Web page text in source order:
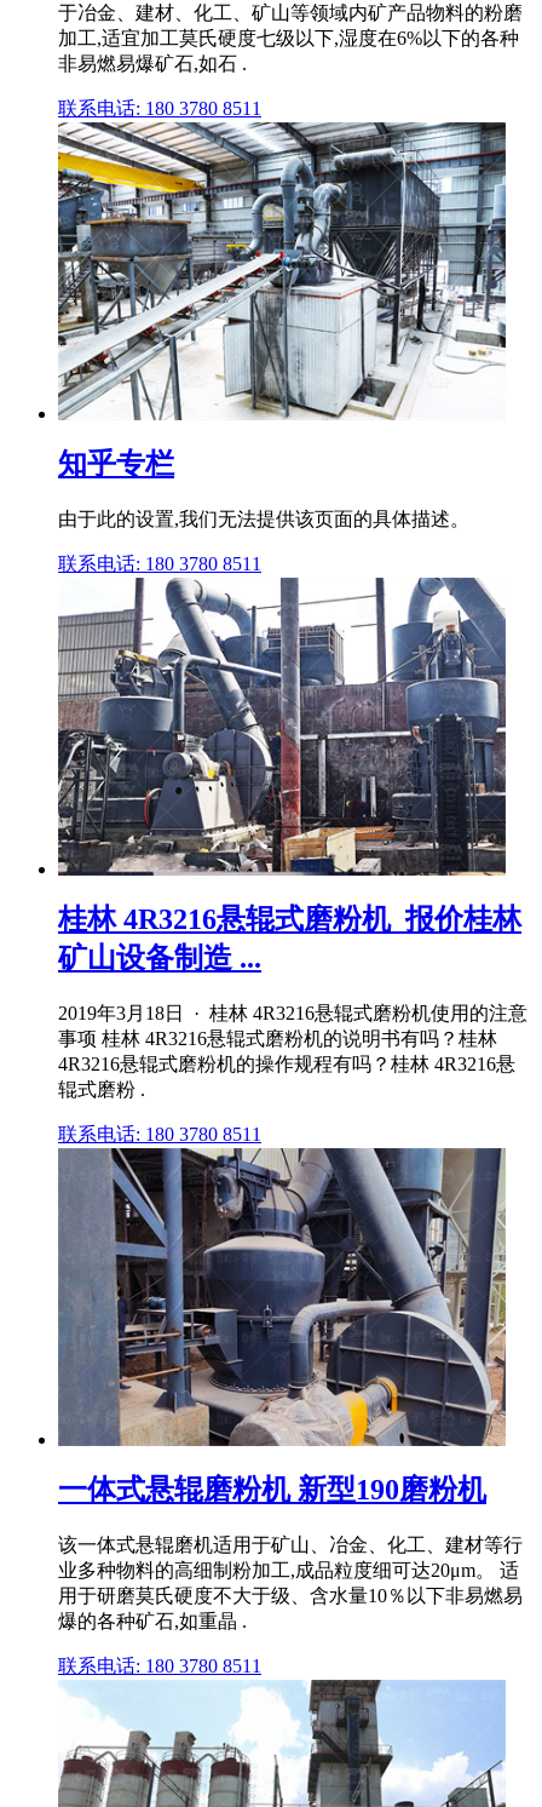
于冶金、建材、化工、矿山等领域内矿产品物料的粉磨
加工,适宜加工莫氏硬度七级以下,湿度在6%以下的各种
非易燃易爆矿石,如石 .
联系电话: 180 3780 8511
知乎专栏
由于此的设置,我们无法提供该页面的具体描述。
联系电话: 180 3780 8511
桂林 4R3216悬辊式磨粉机_报价桂林
矿山设备制造 ...
2019年3月18日 · 桂林 4R3216悬辊式磨粉机使用的注意
事项 桂林 4R3216悬辊式磨粉机的说明书有吗？桂林
4R3216悬辊式磨粉机的操作规程有吗？桂林 4R3216悬
辊式磨粉 .
联系电话: 180 3780 8511
一体式悬辊磨粉机 新型190磨粉机
该一体式悬辊磨机适用于矿山、冶金、化工、建材等行
业多种物料的高细制粉加工,成品粒度细可达20μm。 适
用于研磨莫氏硬度不大于级、含水量10％以下非易燃易
爆的各种矿石,如重晶 .
联系电话: 180 3780 8511